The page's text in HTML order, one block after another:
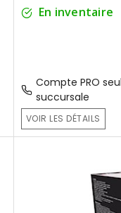
En inventaire
Compte PRO
succursale
VOIR LES DÉTAILS